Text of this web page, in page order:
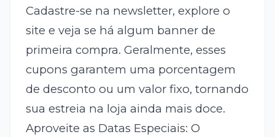
Cadastre-se na newsletter, explore o
site e veja se há algum banner de
primeira compra. Geralmente, esses
cupons garantem uma porcentagem
de desconto ou um valor fixo, tornando
sua estreia na loja ainda mais doce.
Aproveite as Datas Especiais: O